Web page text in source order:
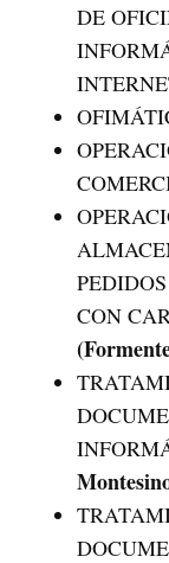
DE
CON